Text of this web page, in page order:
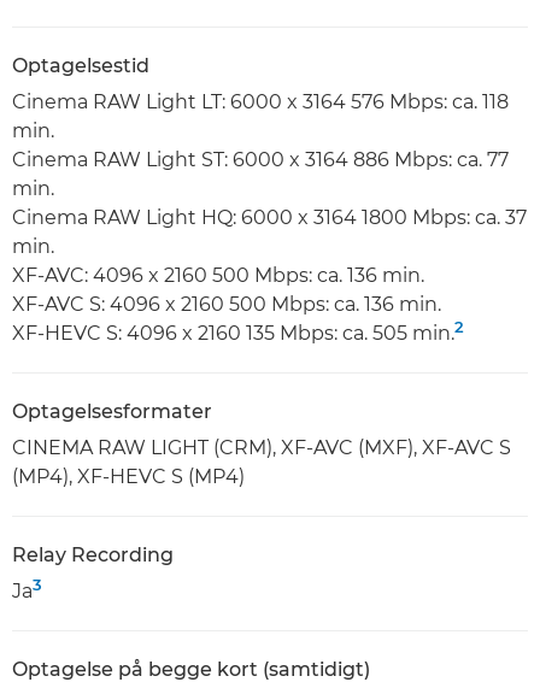
Optagelsestid
Cinema RAW Light LT: 6000 x 3164 576 Mbps: ca. 118
min.
Cinema RAW Light ST: 6000 x 3164 886 Mbps: ca. 77
min.
Cinema RAW Light HQ: 6000 x 3164 1800 Mbps: ca. 37
min.
XF-AVC: 4096 x 2160 500 Mbps: ca. 136 min.
XF-AVC S: 4096 x 2160 500 Mbps: ca. 136 min.
XF-HEVC S: 4096 x 2160 135 Mbps: ca. 505 min.2
Optagelsesformater
CINEMA RAW LIGHT (CRM), XF-AVC (MXF), XF-AVC S
(MP4), XF-HEVC S (MP4)
Relay Recording
Ja3
Optagelse på begge kort (samtidigt)